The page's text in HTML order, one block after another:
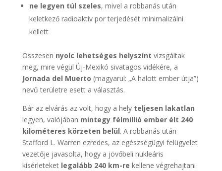
ne legyen túl szeles, mivel a robbanás után
keletkező radioaktív por terjedését minimalizálni
kellett
Összesen nyolc lehetséges helyszínt vizsgáltak
meg, mire végül Új-Mexikó sivatagos vidékére, a
Jornada del Muerto (magyarul: „A halott ember útja”)
nevű területre esett a választás.
Bár az elvárás az volt, hogy a hely teljesen lakatlan
legyen, valójában mintegy félmillió ember élt 240
kilométeres körzeten belül. A robbanás után
Stafford L. Warren ezredes, az egészségügyi felügyelet
vezetője javasolta, hogy a jövőbeli nukleáris
kísérleteket legalább 240 km-re kellene végrehajtani